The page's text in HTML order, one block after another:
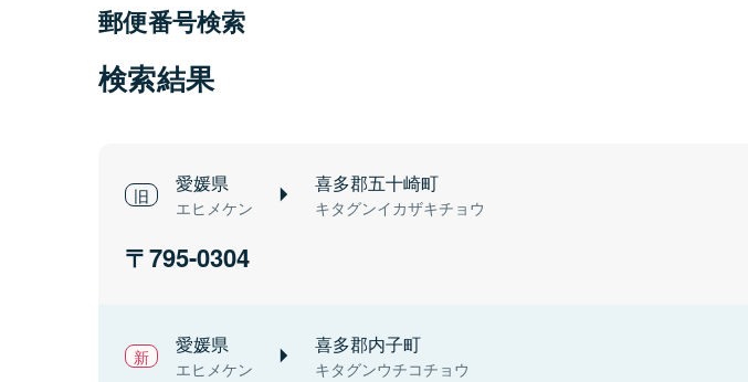
郵便番号検索
検索結果
愛媛県
エヒメケン
喜多郡五十崎町
キタグンイカザキチョウ
795-0304
愛媛県
エヒメケン
喜多郡内子町
キタグンウチコチョウ